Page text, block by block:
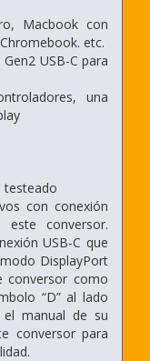
Macbook con
etc.
USB-C para
una
testeado
con conexión
este conversor.
USB-C que
DisplayPort
conversor como
“D” al lado
manual de su
conversor para